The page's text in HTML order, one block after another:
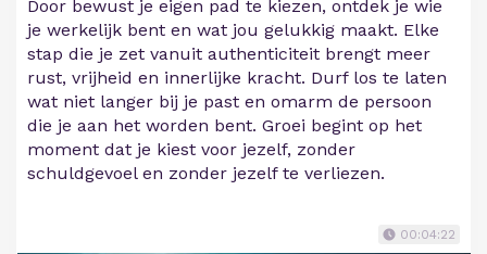
Door bewust je eigen pad te kiezen, ontdek je wie
je werkelijk bent en wat jou gelukkig maakt. Elke
stap die je zet vanuit authenticiteit brengt meer
rust, vrijheid en innerlijke kracht. Durf los te laten
wat niet langer bij je past en omarm de persoon
die je aan het worden bent. Groei begint op het
moment dat je kiest voor jezelf, zonder
schuldgevoel en zonder jezelf te verliezen.
00:04:22